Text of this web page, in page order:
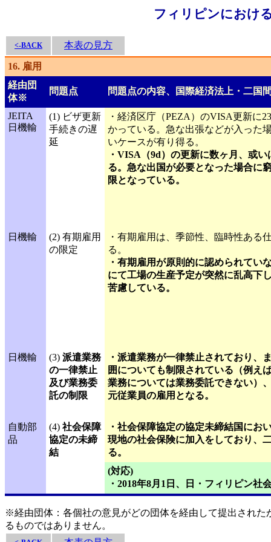
フィリピンにおけ
<-BACK 本表の見方
16. 雇用
経由団
体※
問題点 問題点の内容、国際経済法上・二国
JEITA
日機輸
(1) ビザ更新
手続きの遅
延
・経済区庁（PEZA）のVISA更新に
かっている。急な出張などが入った
いケースが有り得る。
・VISA（9d）の更新に数ヶ月、或
る。急な出国が必要となった場合に
限となっている。
日機輸
(2) 有期雇用
の限定
・有期雇用は、季節性、臨時性ある
る。
・有期雇用が原則的に認められてい
にて工場の生産予定が突然に乱高下
苦慮している。
日機輸 (3) 派遣業務
の一律禁止
及び業務委
託の制限
・派遣業務が一律禁止されており、
囲についても制限されている（例え
業務については業務委託できない）
元従業員の雇用となる。
自動部
品
(4) 社会保障
協定の未締
結
・社会保障協定の協定未締結国にお
現地の社会保険に加入をしており、
る。
(対応)
・2018年8月1日、日・フィリピン社
※経由団体：各個社の意見がどの団体を経由して提出され
るものではありません。